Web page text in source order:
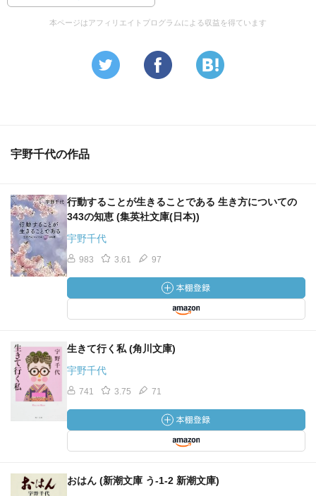
本ページはアフィリエイトプログラムによる収益を得ています
宇野千代の作品
行動することが生きることである 生き方についての
343の知恵 (集英社文庫(日本))
宇野千代
983 3.61 97
生きて行く私 (角川文庫)
宇野千代
741 3.75 71
おはん (新潮文庫 う-1-2 新潮文庫)